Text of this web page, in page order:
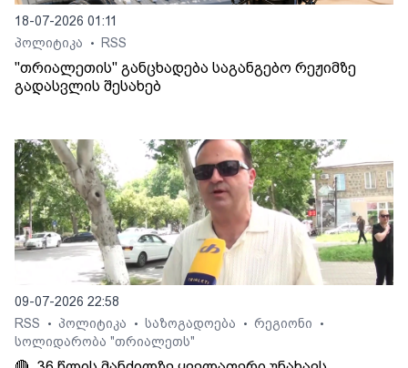
18-07-2026 01:11
პოლიტიკა
• RSS
"თრიალეთის" განცხადება საგანგებო რეჟიმზე
გადასვლის შესახებ
09-07-2026 22:58
RSS
• პოლიტიკა • საზოგადოება • რეგიონი •
სოლიდარობა "თრიალეთს"